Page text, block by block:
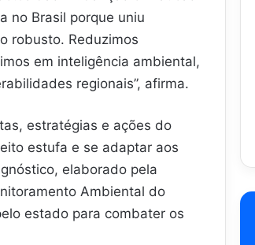
no Brasil porque uniu
robusto. Reduzimos
em inteligência ambiental,
regionais”, afirma.
estratégias e ações do
estufa e se adaptar aos
elaborado pela
Ambiental do
estado para combater os